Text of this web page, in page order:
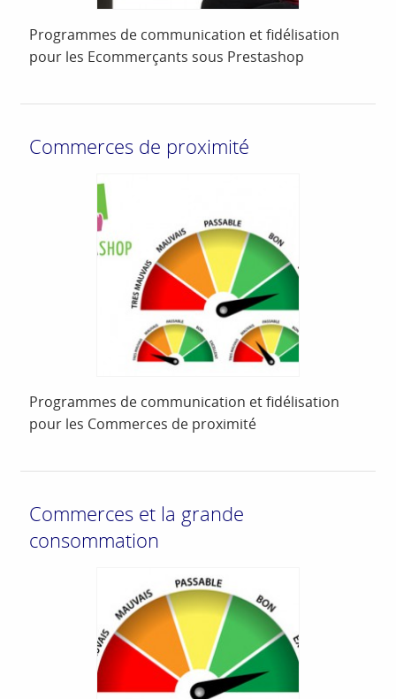
Programmes de communication et fidélisation
pour les Ecommerçants sous Prestashop
Commerces de proximité
Programmes de communication et fidélisation
pour les Commerces de proximité
Commerces et la grande
consommation